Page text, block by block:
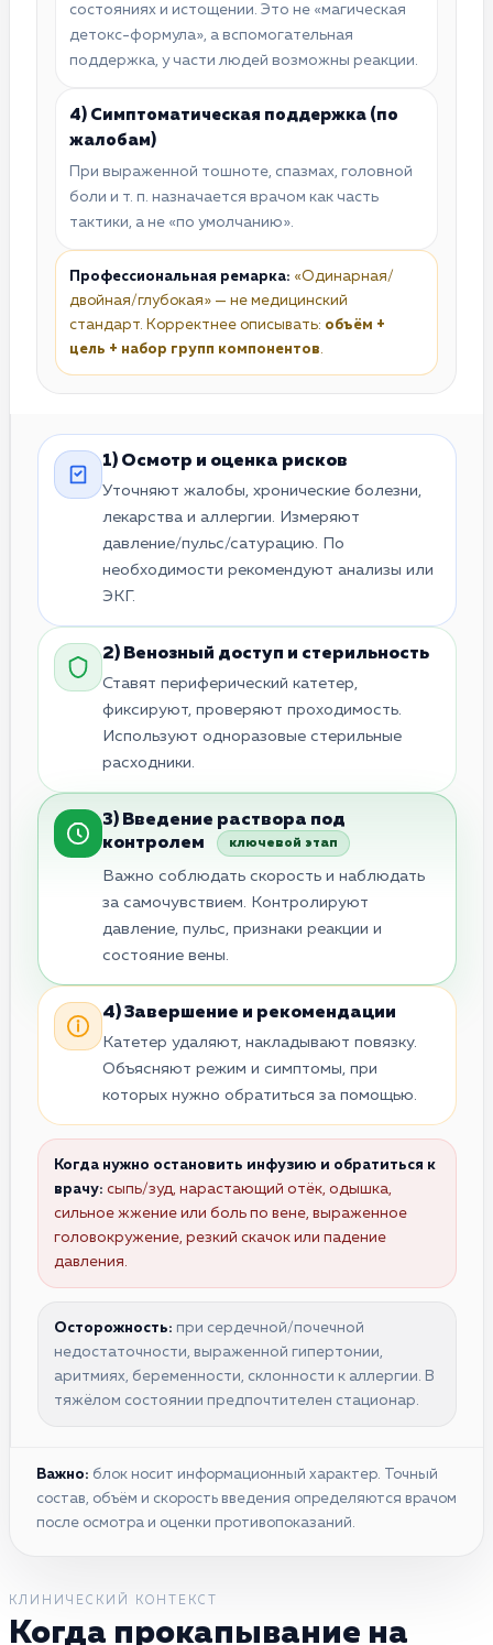
состояниях и истощении. Это не «магическая
детокс-формула», а вспомогательная
поддержка, у части людей возможны реакции.
4) Симптоматическая поддержка (по
жалобам)
При выраженной тошноте, спазмах, головной
боли и т. п. назначается врачом как часть
тактики, а не «по умолчанию».
Профессиональная ремарка: «Одинарная/
двойная/глубокая» — не медицинский
стандарт. Корректнее описывать: объём +
цель + набор групп компонентов.
1) Осмотр и оценка рисков
Уточняют жалобы, хронические болезни,
лекарства и аллергии. Измеряют
давление/пульс/сатурацию. По
необходимости рекомендуют анализы или
ЭКГ.
2) Венозный доступ и стерильность
Ставят периферический катетер,
фиксируют, проверяют проходимость.
Используют одноразовые стерильные
расходники.
3) Введение раствора под
контролем
ключевой этап
Важно соблюдать скорость и наблюдать
за самочувствием. Контролируют
давление, пульс, признаки реакции и
состояние вены.
4) Завершение и рекомендации
Катетер удаляют, накладывают повязку.
Объясняют режим и симптомы, при
которых нужно обратиться за помощью.
Когда нужно остановить инфузию и обратиться к
врачу: сыпь/зуд, нарастающий отёк, одышка,
сильное жжение или боль по вене, выраженное
головокружение, резкий скачок или падение
давления.
Осторожность: при сердечной/почечной
недостаточности, выраженной гипертонии,
аритмиях, беременности, склонности к аллергии. В
тяжёлом состоянии предпочтителен стационар.
Важно: блок носит информационный характер. Точный
состав, объём и скорость введения определяются врачом
после осмотра и оценки противопоказаний.
КЛИНИЧЕСКИЙ КОНТЕКСТ
Когда прокапывание на